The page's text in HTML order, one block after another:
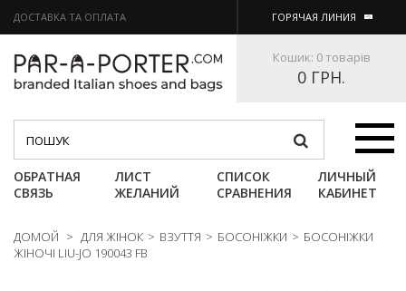
ДОСТАВКА ТА ОПЛАТА ГОРЯЧАЯ ЛИНИЯ
Кошик: 0 товарів
0 ГРН.
Категории
ОБРАТНАЯ
СВЯЗЬ
ЛИСТ
ЖЕЛАНИЙ
СПИСОК
СРАВНЕНИЯ
ЛИЧНЫЙ
КАБИНЕТ
ДОМОЙ > ДЛЯ ЖІНОК > ВЗУТТЯ > БОСОНІЖКИ > БОСОНІЖКИ
ЖІНОЧІ LIU-JO 190043 FB